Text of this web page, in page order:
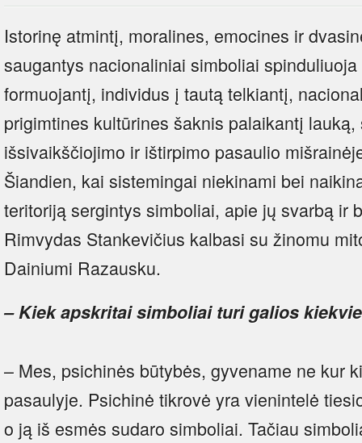
Istorinę atmintį, moralines, emocines ir
saugantys nacionaliniai simboliai
formuojantį, individus į tautą telkiantį,
prigimtines kultūrines šaknis palaikantį
išsivaikščiojimo ir ištirpimo pasaulio
Šiandien, kai sistemingai niekinami bei
teritoriją sergintys simboliai, apie jų svarbą ir
Rimvydas Stankevičius kalbasi su žinomu
Dainiumi Razausku.
– Kiek apskritai simboliai turi galios
– Mes, psichinės būtybės, gyvename ne kur
pasaulyje. Psichinė tikrovė yra vienintelė
o ją iš esmės sudaro simboliai. Tačiau